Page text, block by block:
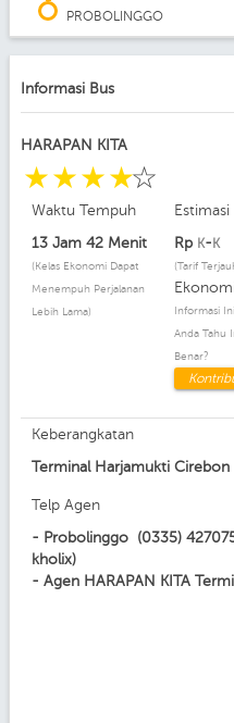
LAMONGAN- GRESIK-
PROBOLINGGO
Informasi Bus
HARAPAN KITA
☆
☆
☆
☆
☆
Waktu Tempuh
13 Jam 42 Menit
(Kelas Ekonomi Dapat
Menempuh Perjalanan
Lebih Lama)
Rp K- K
(Tarif
Informasi
Anda Tahu
Benar?
Keberangkatan
Terminal Harjamukti Cirebon
Telp Agen
- Probolinggo (0335)
kholix)
- Agen HARAPAN KITA